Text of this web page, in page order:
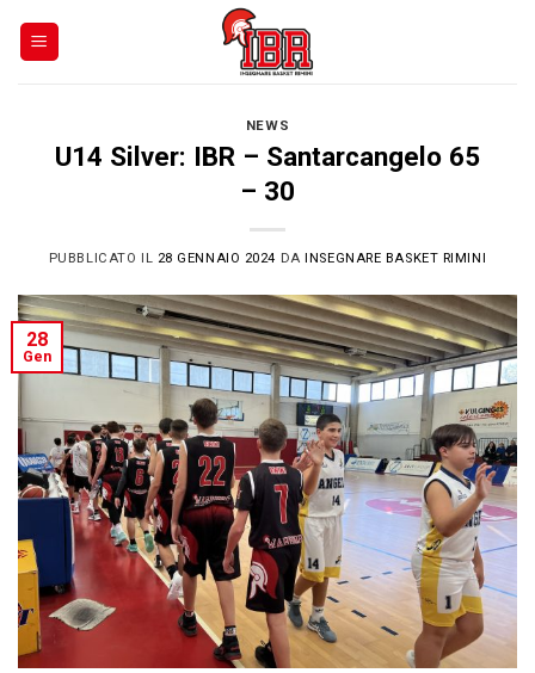
NEWS
U14 Silver: IBR – Santarcangelo 65
– 30
PUBBLICATO IL 28 GENNAIO 2024 DAINSEGNARE BASKET RIMINI
28
Gen